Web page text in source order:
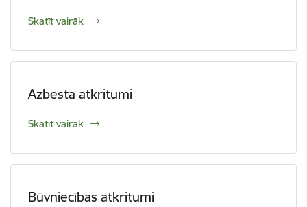
Skatīt vairāk
Azbesta atkritumi
Skatīt vairāk
Būvniecības atkritumi